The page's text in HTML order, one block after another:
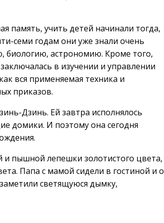
память, учить детей начинали тогда,
семи годам они уже знали очень
биологию, астрономию. Кроме того,
в изучении и управлении
вся применяемая техника и
приказов.
Дзинь. Ей завтра исполнялось
домики. И поэтому она сегодня
пышной лепешки золотистого цвета,
Папа с мамой сидели в гостиной и о
светящуюся дымку,